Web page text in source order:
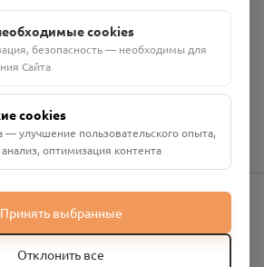
1256700001986
Смоленская область, р-н
Западная, д. 26А, пом. 18
в АО "АЛЬФА-БАНК"
cookies
безопасность — необходимы для
Сайта
cookies
— улучшение пользовательского опыта,
анализ, оптимизация контента
Принять выбранные
Отклонить все